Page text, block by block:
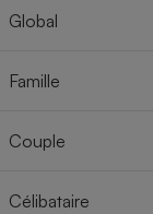
Global
Famille
Couple
Célibataire